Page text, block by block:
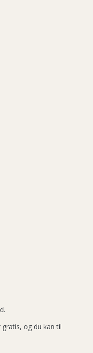
og du kan til